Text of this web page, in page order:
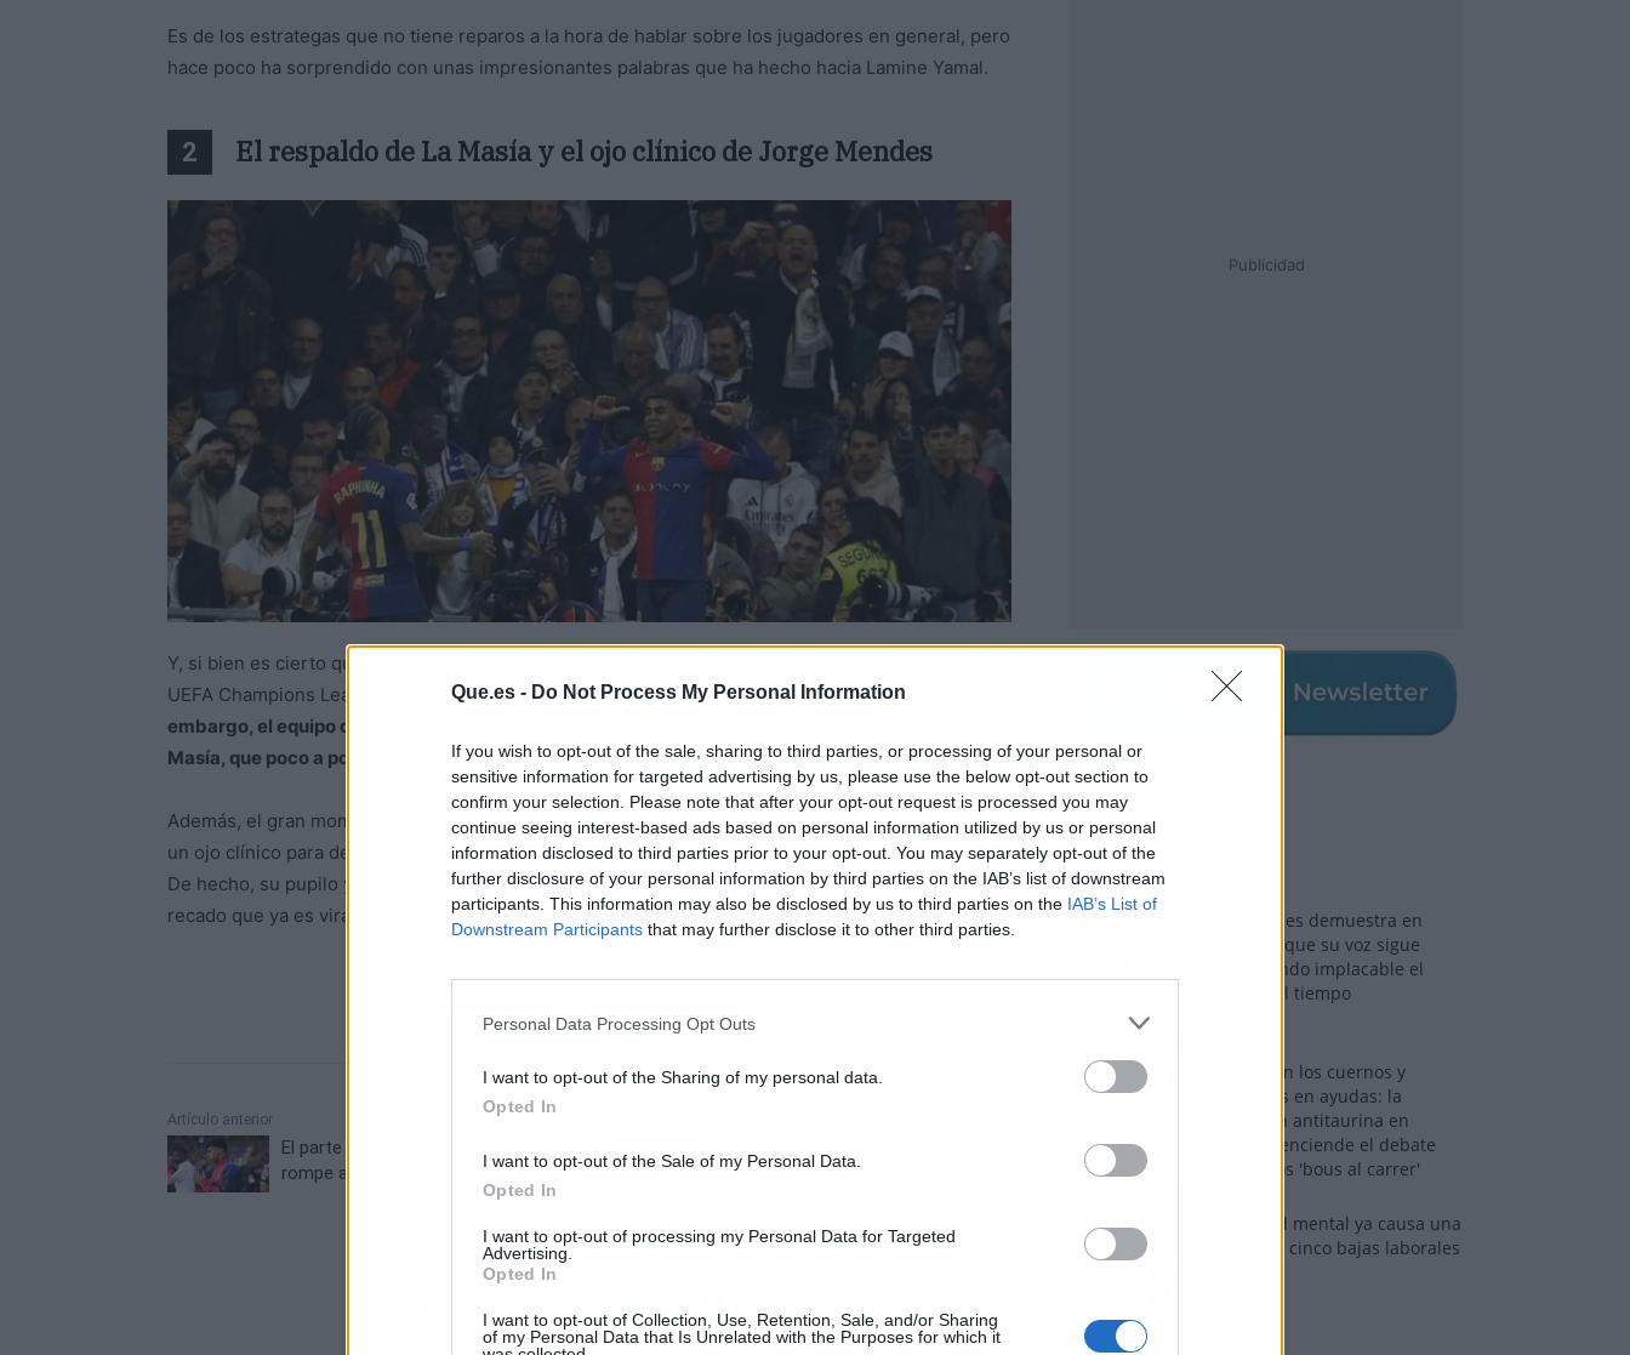
Que.es - Do Not Process My Personal Information
If you wish to opt-out of the sale, sharing to third parties, or processing of your personal or
sensitive information for targeted advertising by us, please use the below opt-out section to
confirm your selection. Please note that after your opt-out request is processed you may
continue seeing interest-based ads based on personal information utilized by us or personal
information disclosed to third parties prior to your opt-out. You may separately opt-out of the
further disclosure of your personal information by third parties on the IAB’s list of downstream
participants. This information may also be disclosed by us to third parties on the IAB’s List of
Downstream Participants that may further disclose it to other third parties.
Personal Data Processing Opt Outs
I want to opt-out of the Sharing of my personal data.
Opted In
I want to opt-out of the Sale of my Personal Data.
Opted In
I want to opt-out of processing my Personal Data for Targeted
Advertising.
Opted In
I want to opt-out of Collection, Use, Retention, Sale, and/or Sharing
of my Personal Data that Is Unrelated with the Purposes for which it
Es de los estrategas que no tiene reparos a la hora de hablar sobre los jugadores en general, pero
hace poco ha sorprendido con unas impresionantes palabras que ha hecho hacia Lamine Yamal.
2 El respaldo de La Masía y el ojo clínico de Jorge Mendes
Y, si bien es cierto que el Barcelona ha estado teniendo una buena campaña, sobre todo en la
UEFA Champions League, en LaLiga últimamente han estado quedando a deber muchísimo.
embargo, el equipo de Joan Laporta cree en sus cracks, y mucho más en los jóvenes de La
Masía, que poco a poco se han estado ganando un puesto en la plantilla.
Además, el gran momento que vive esa cantera lo ha vuelto a destacar Jorge Mendes, quien, con
un ojo clínico para detectar talento, es el que guía los pasos de Yamal en este mundo del fútbol.
De hecho, su pupilo ya es reconocido en importantes premios, y es así como le ha dejado un
recado que ya es viral tanto en redes sociales como en los medios decomunicación.
Atrás Siguiente
Artículo anterior
El parte médico de Lamine Yamal
rompe al FC Barcelona
Laporta: 4 jugadores del FC
Publicidad
Los más vistos
Tom Jones demuestra en
Madrid que su voz sigue
desafiando implacable el
paso del tiempo
Fuego en los cuernos y
millones en ayudas: la
rebelión antitaurina en
Alfafar enciende el debate
sobre los 'bous al carrer'
La salud mental ya causa una
de cada cinco bajas laborales